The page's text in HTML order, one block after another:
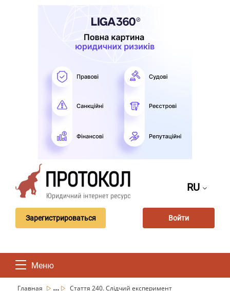
RU
Зарегистрироваться Войти
Меню
Главная ... Стаття 240. Слідчий експеримент